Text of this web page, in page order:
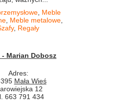
, Meble
, Meble metalowe,
, Regały
- Marian Dobosz
Adres:
Mała Wieś
12
663 791 434